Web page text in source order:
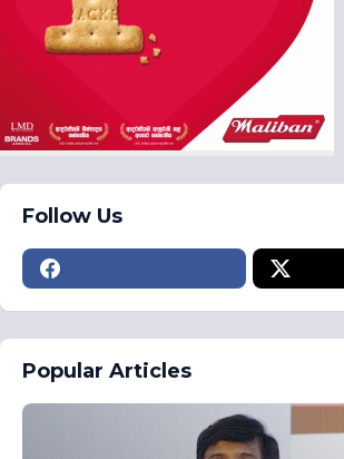
Follow Us
Popular Articles